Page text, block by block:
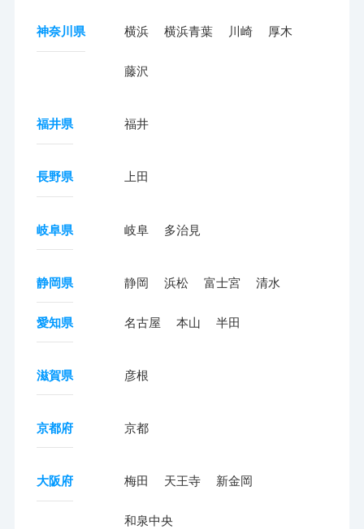
神奈川県 横浜 横浜青葉 川崎 厚木
藤沢
福井県 福井
長野県 上田
岐阜県 岐阜 多治見
静岡県 静岡 浜松 富士宮 清水
愛知県 名古屋 本山 半田
滋賀県 彦根
京都府 京都
大阪府 梅田 天王寺 新金岡
和泉中央